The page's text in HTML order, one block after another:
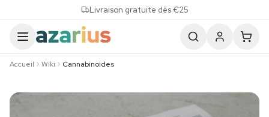
Livraison gratuite dès €25
Accueil Wiki Cannabinoides